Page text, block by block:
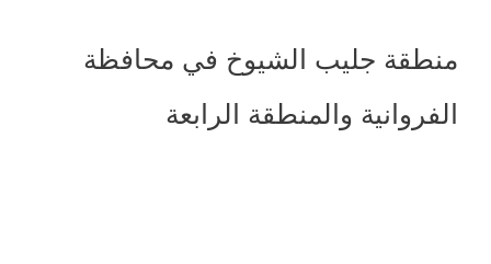
منطقة جليب الشيوخ في محافظة
الفروانية والمنطقة الرابعة